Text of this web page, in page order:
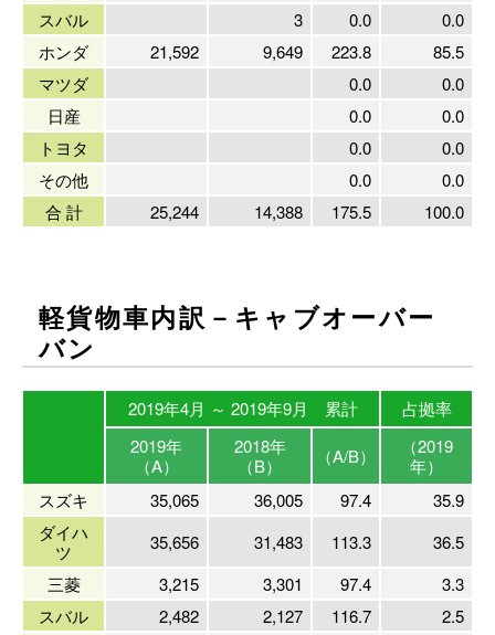
スバル
3 0.0
0.0
ホンダ
21,592 9,649 223.8
85.5
マツダ
0.0
0.0
日産
0.0
0.0
トヨタ
0.0
0.0
その他
0.0
0.0
合 計
25,244 14,388 175.5 100.0
軽貨物車内訳－キャブオーバー
バン
2019年4月 ～ 2019年9月 累計
占拠率
2019年
（A）
2018年
（B）
（A/B）
（2019
年）
スズキ
35,065 36,005 97.4
35.9
ダイハ
ツ
35,656 31,483 113.3
36.5
三菱
3,215 3,301 97.4
3.3
スバル
2,482 2,127 116.7
2.5